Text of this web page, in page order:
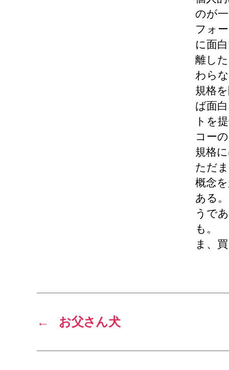
のが
フォ
に面
離し
わら
規格
ば面
トを
コー
規格
ただ
概念
ある
うで
も。
ま、
← お父さん犬